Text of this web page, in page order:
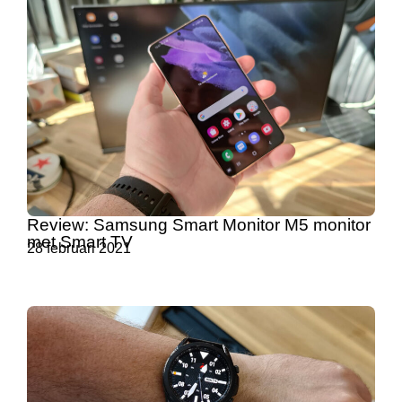
Review: Samsung Smart Monitor M5 monitor
met Smart TV
28 februari 2021